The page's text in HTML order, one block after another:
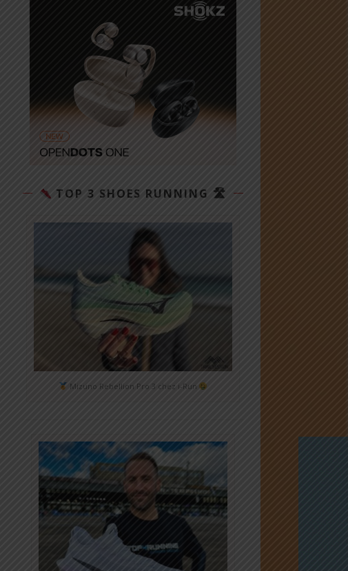
TOP 3 SHOES RUNNING 🛣
Mizuno Rebellion Pro 3 chez i-Run